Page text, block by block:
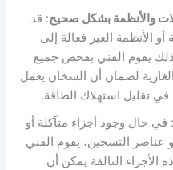
والأنظمة بشكل صحيح: قد
الأنظمة الغير فعالة إلى
يقوم الفني بفحص جميع
الغازية لضمان أن السخان يعمل
تقليل استهلاك الطاقة.
: في حال وجود أجزاء متآكلة أو
عناصر التسخين، يقوم الفني
الأجزاء التالفة يمكن أن